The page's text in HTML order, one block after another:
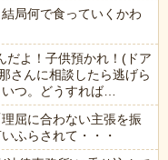
局何で食っていくかわ
だよ！子供預かれ！(ドア
んに相談したら逃げら
つ。どうすれば…
屈に合わない主張を振
ふらされて・・・